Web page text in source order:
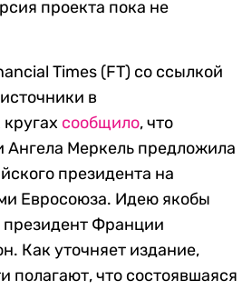
проекта пока не
Times (FT) со ссылкой
в
сообщило, что
Ангела Меркель предложила
президента на
Евросоюза. Идею якобы
Франции
Как уточняет издание,
полагают, что состоявшаяся